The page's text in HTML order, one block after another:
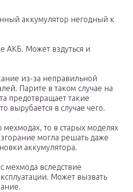
аккумулятор негодный к
АКБ. Может вздуться и
из-за неправильной
Парите в таком случае на
предотвращает такие
вырубается в случае чего.
мехмодах, то в старых моделях
могла решать даже
аккумулятора.
мехмода вследствие
Может вызвать